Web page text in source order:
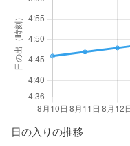
日の入りの推移